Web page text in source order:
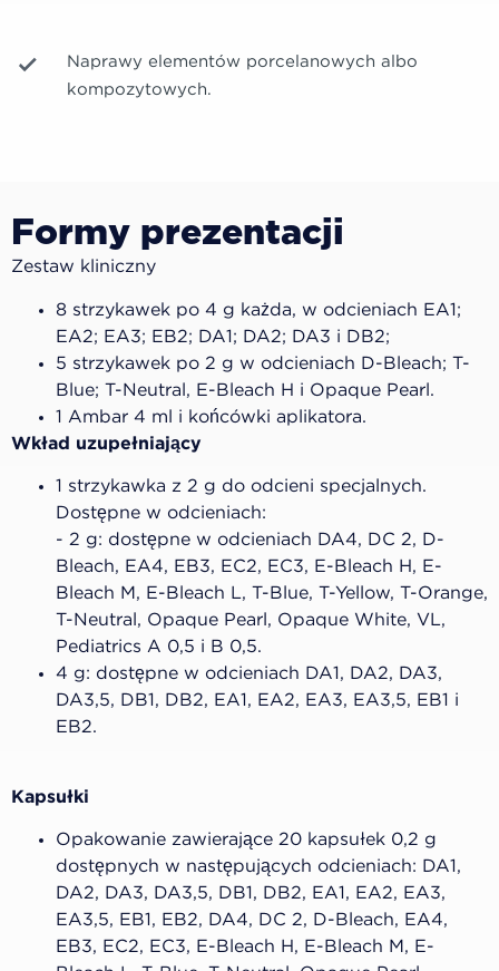
Naprawy elementów porcelanowych albo
kompozytowych.
Formy prezentacji
Zestaw kliniczny
8 strzykawek po 4 g każda, w odcieniach EA1;
EA2; EA3; EB2; DA1; DA2; DA3 i DB2;
5 strzykawek po 2 g w odcieniach D-Bleach; T-
Blue; T-Neutral, E-Bleach H i Opaque Pearl.
1 Ambar 4 ml i końcówki aplikatora.
Wkład uzupełniający
1 strzykawka z 2 g do odcieni specjalnych.
Dostępne w odcieniach:
- 2 g: dostępne w odcieniach DA4, DC 2, D-
Bleach, EA4, EB3, EC2, EC3, E-Bleach H, E-
Bleach M, E-Bleach L, T-Blue, T-Yellow, T-Orange,
T-Neutral, Opaque Pearl, Opaque White, VL,
Pediatrics A 0,5 i B 0,5.
4 g: dostępne w odcieniach DA1, DA2, DA3,
DA3,5, DB1, DB2, EA1, EA2, EA3, EA3,5, EB1 i
EB2.
Kapsułki
Opakowanie zawierające 20 kapsułek 0,2 g
dostępnych w następujących odcieniach: DA1,
DA2, DA3, DA3,5, DB1, DB2, EA1, EA2, EA3,
EA3,5, EB1, EB2, DA4, DC 2, D-Bleach, EA4,
EB3, EC2, EC3, E-Bleach H, E-Bleach M, E-